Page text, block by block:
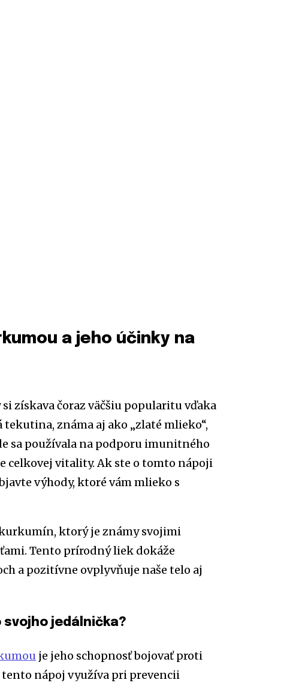
a jeho účinky na
získava čoraz väčšiu popularitu vďaka
známa aj ako „zlaté mlieko“,
sa používala na podporu imunitného
celkovej vitality. Ak ste o tomto nápoji
výhody, ktoré vám mlieko s
ktorý je známy svojimi
Tento prírodný liek dokáže
a pozitívne ovplyvňuje naše telo aj
svojho jedálnička?
je jeho schopnosť bojovať proti
nápoj využíva pri prevencii